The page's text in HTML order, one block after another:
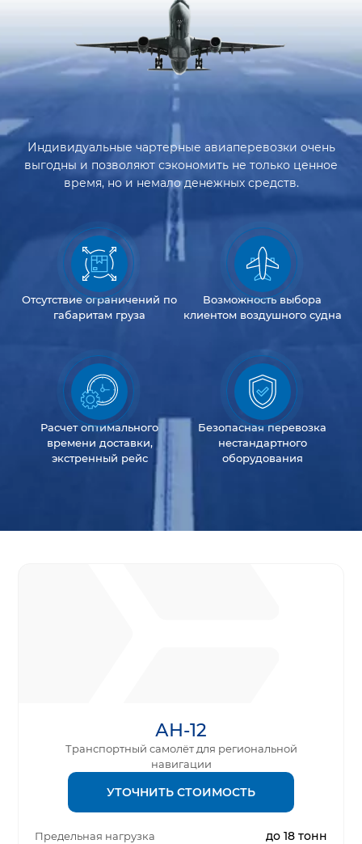
Индивидуальные чартерные авиаперевозки очень
выгодны и позволяют сэкономить не только ценное
время, но и немало денежных средств.
Отсутствиеограничений по
габаритам груза
Возможность выбора
клиентом воздушного судна
Расчет оптимального
времени доставки,
экстренный рейс
Безопасная перевозка
нестандартного
оборудования
АН-12
Транспортный самолёт для региональной
навигации
УТОЧНИТЬ СТОИМОСТЬ
Предельная нагрузка до 18 тонн